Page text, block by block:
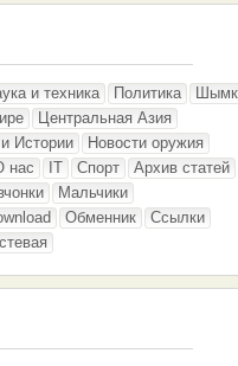
и техника Политика
Центральная Азия
Истории
Новости оружия
нас IT Спорт
Архив статей
Мальчики
Обменник
Ссылки